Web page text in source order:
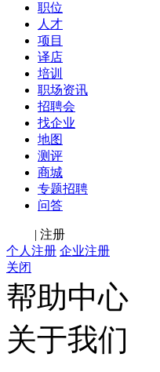
职位
人才
项目
译店
培训
职场资讯
招聘会
找企业
地图
测评
商城
专题招聘
问答
| 注册
个人注册 企业注册
关闭
帮助中心
关于我们